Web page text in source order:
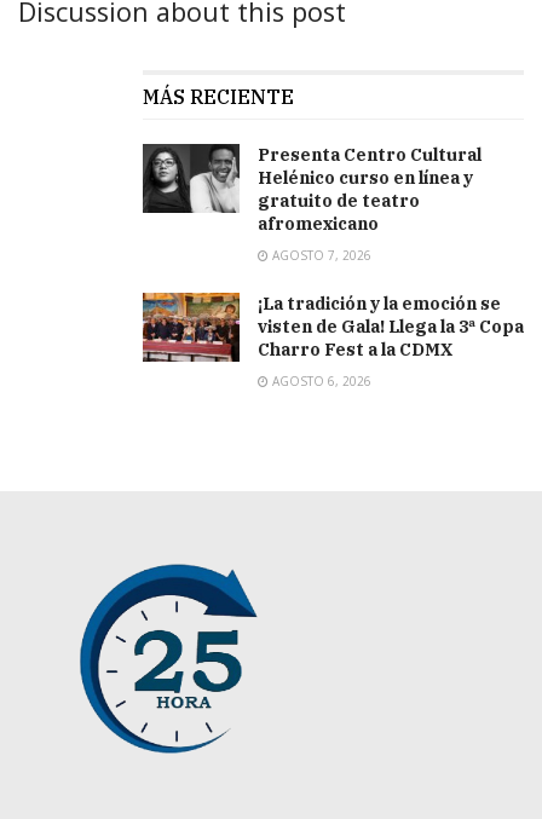
Discussion about this post
MÁS RECIENTE
Presenta Centro Cultural
Helénico curso en línea y
gratuito de teatro
afromexicano
AGOSTO 7, 2026
¡La tradición y la emoción se
visten de Gala! Llega la 3ª Copa
Charro Fest a la CDMX
AGOSTO 6, 2026